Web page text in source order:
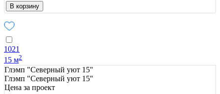
В корзину
1021
15 м2
Глэмп "Северный уют 15"
Глэмп "Северный уют 15"
Цена за проект